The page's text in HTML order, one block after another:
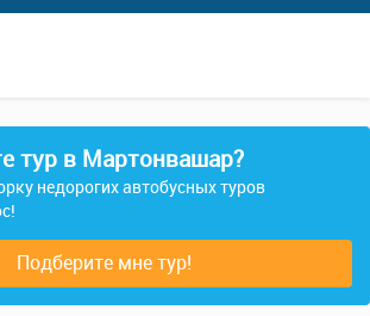
тур в Мартонвашар?
недорогих автобусных туров
Подберите мне тур!